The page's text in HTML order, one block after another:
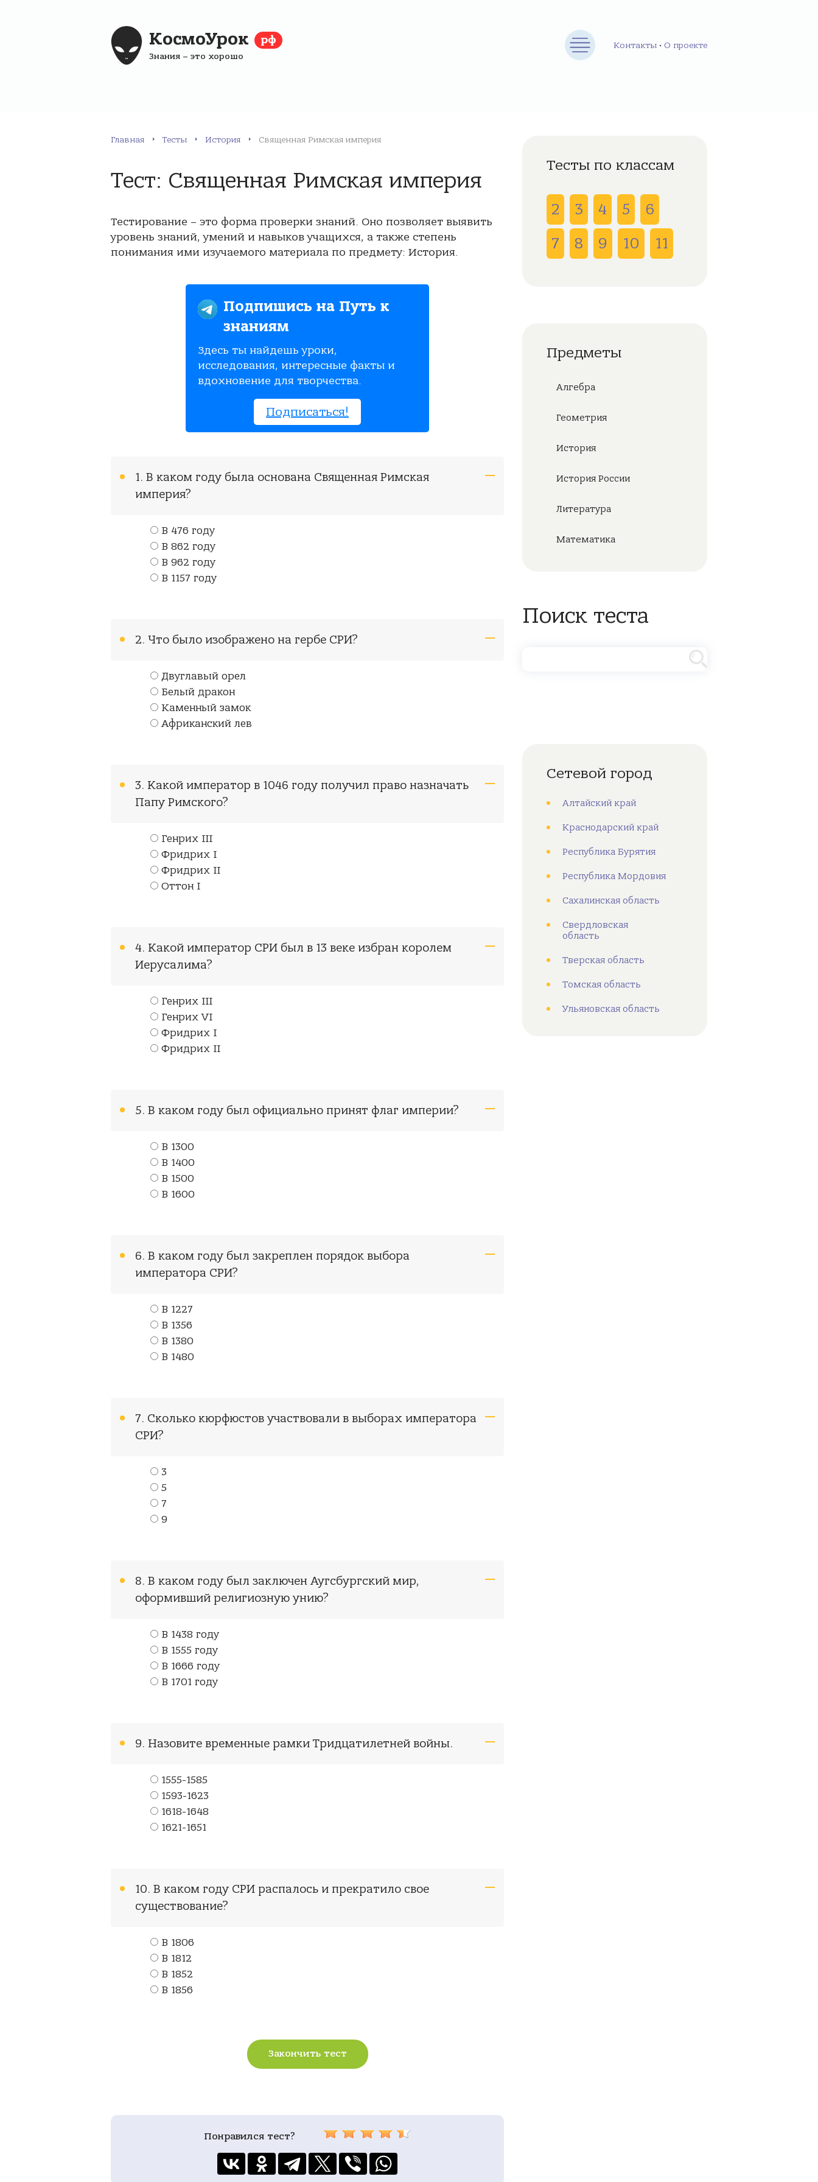
КосмоУрок рф
Знания – это хорошо
Контакты • О проекте
Главная Тесты История Священная Римская империя
Тест: Священная Римская империя
Тестирование – это форма проверки знаний. Оно позволяет выявить
уровень знаний, умений и навыков учащихся, а также степень
понимания ими изучаемого материала по предмету: История.
Подпишись на Путь к
знаниям
Здесь ты найдешь уроки,
исследования, интересные факты и
вдохновение для творчества.
Подписаться!
1. В каком году была основана Священная Римская
империя?
В 476 году
В 862 году
В 962 году
В 1157 году
2. Что было изображено на гербе СРИ?
Двуглавый орел
Белый дракон
Каменный замок
Африканский лев
3. Какой император в 1046 году получил право назначать
Папу Римского?
Генрих III
Фридрих I
Фридрих II
Оттон I
4. Какой император СРИ был в 13 веке избран королем
Иерусалима?
Генрих III
Генрих VI
Фридрих I
Фридрих II
5. В каком году был официально принят флаг империи?
В 1300
В 1400
В 1500
В 1600
6. В каком году был закреплен порядок выбора
императора СРИ?
В 1227
В 1356
В 1380
В 1480
7. Сколько кюрфюстов участвовали в выборах императора
СРИ?
3
5
7
9
8. В каком году был заключен Аугсбургский мир,
оформивший религиозную унию?
В 1438 году
В 1555 году
В 1666 году
В 1701 году
9. Назовите временные рамки Тридцатилетней войны.
1555-1585
1593-1623
1618-1648
1621-1651
10. В каком году СРИ распалось и прекратило свое
существование?
В 1806
В 1812
В 1852
В 1856
Закончить тест
Понравился тест?
Тесты по классам
2 3 4 5
6
7
8 9 10 11
Предметы
Алгебра
Геометрия
История
История России
Литература
Математика
Поиск теста
Сетевой город
Алтайский край
Краснодарский край
Республика Бурятия
Республика Мордовия
Сахалинская область
Свердловская
область
Тверская область
Томская область
Ульяновская область